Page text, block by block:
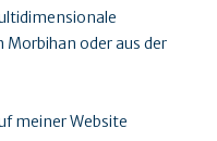
oder aus der
meiner Website